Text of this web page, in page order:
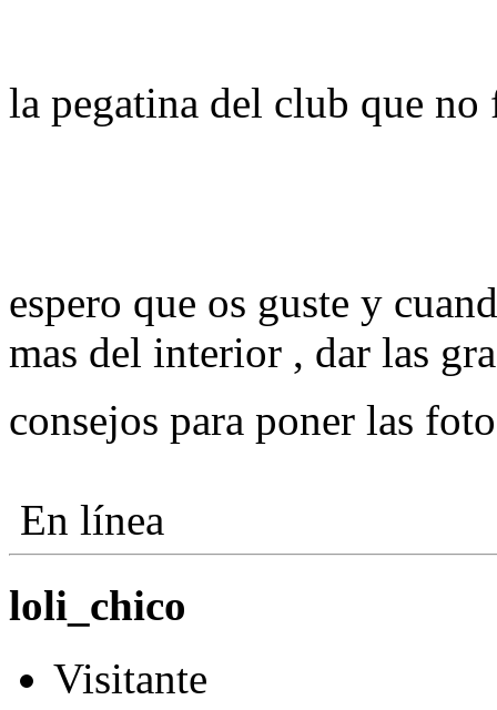
la pegatina del club que no
espero que os guste y
mas del interior , dar las
consejos para poner las
En línea
loli_chico
Visitante